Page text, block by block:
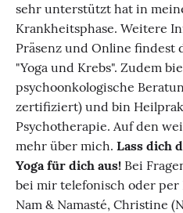
sehr unterstützt hat in
Krankheitsphase. Weitere
Präsenz und Online
"Yoga und Krebs". Zudem
psychoonkologische
zertifiziert) und bin
Psychotherapie. Auf den
mehr über mich. Lass dich
Yoga für dich aus! Bei
bei mir telefonisch oder per
Nam & Namasté, Christine